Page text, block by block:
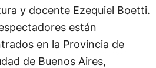
y docente Ezequiel Boetti.
están
en la Provincia de
de Buenos Aires,